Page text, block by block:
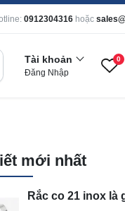
0912304316 hoặc
Tài khoản
Đăng Nhập
0
mới nhất
Rắc co 21 inox là